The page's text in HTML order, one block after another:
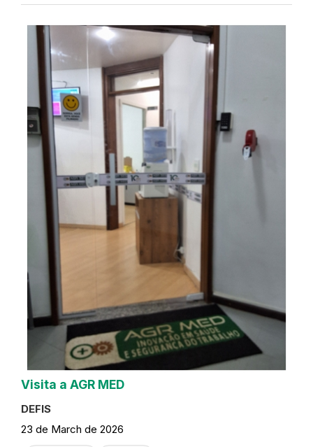
Visita a AGR MED
DEFIS
23 de March de 2026